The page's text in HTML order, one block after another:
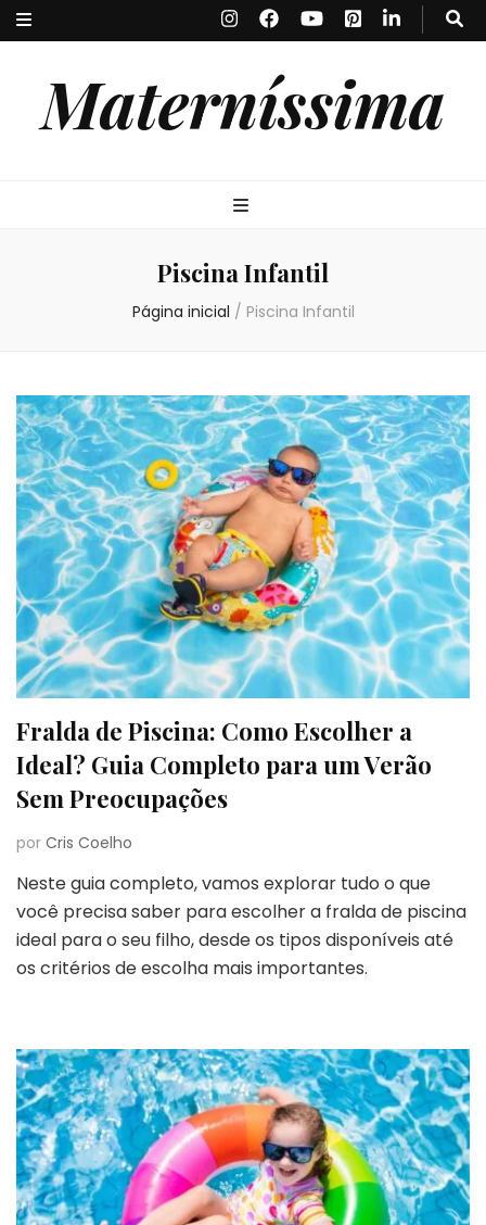
Materníssima
Piscina Infantil
Página inicial / Piscina Infantil
Fralda de Piscina: Como Escolher a
Ideal? Guia Completo para um Verão
Sem Preocupações
por Cris Coelho
Neste guia completo, vamos explorar tudo o que
você precisa saber para escolher a fralda de piscina
ideal para o seu filho, desde os tipos disponíveis até
os critérios de escolha mais importantes.